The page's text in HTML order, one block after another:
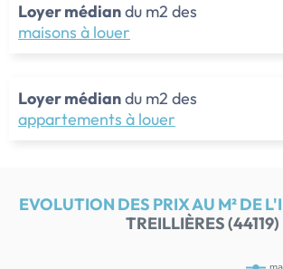
Loyer médiandu m2 des
maisons à louer
Loyer médiandu m2 des
appartements à louer
EVOLUTION DES PRIX AU M² DE
TREILLIÈRES (44119)